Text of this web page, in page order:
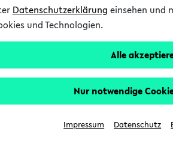
Studium
zugreifen, die Ihnen erst nach
Bitte
Datenschutzerklärung einsehen und
und Technologien.
Alle
Nur notwendige
Impressum Datenschutz